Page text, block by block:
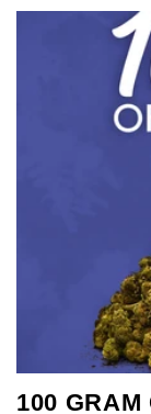
100 GRAM